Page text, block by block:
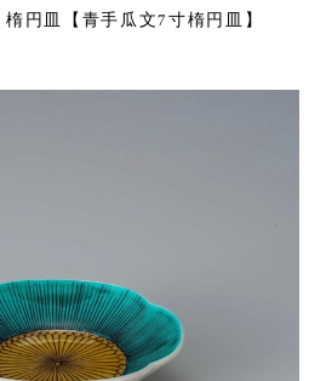
円皿【青手瓜文7寸楕円皿】